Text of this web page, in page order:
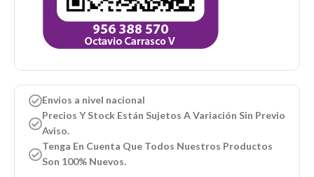
Envios a nivel nacional
Precios Y Stock Están Sujetos A Variación Sin Previo
Aviso.
Tenga En Cuenta Que Todos Nuestros Productos
Son 100% Nuevos.